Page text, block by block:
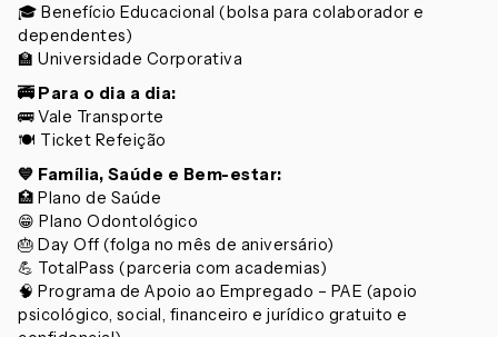
🎓 Benefício Educacional (bolsa para colaborador e
dependentes)
🏫 Universidade Corporativa
🚎Para o dia a dia:
🚌 Vale Transporte
🍽️ Ticket Refeição
💙 Família, Saúde e Bem-estar:
🏥 Plano de Saúde
😁 Plano Odontológico
🎂 Day Off (folga no mês de aniversário)
💪 TotalPass (parceria com academias)
🧠 Programa de Apoio ao Empregado – PAE (apoio
psicológico, social, financeiro e jurídico gratuito e